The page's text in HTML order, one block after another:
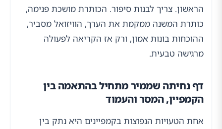
הראשון. צריך לבנות סיפור. הכותרת מושכת פנימה,
כותרת המשנה ממקמת את הערך, הוויזואל מסביר,
ההוכחות בונות אמון, ורק אז הקריאה לפעולה
מרגישה טבעית.
דף נחיתה שממיר מתחיל בהתאמה בין
הקמפיין, המסר והעמוד
אחת הטעויות הנפוצות בקמפיינים היא נתק בין